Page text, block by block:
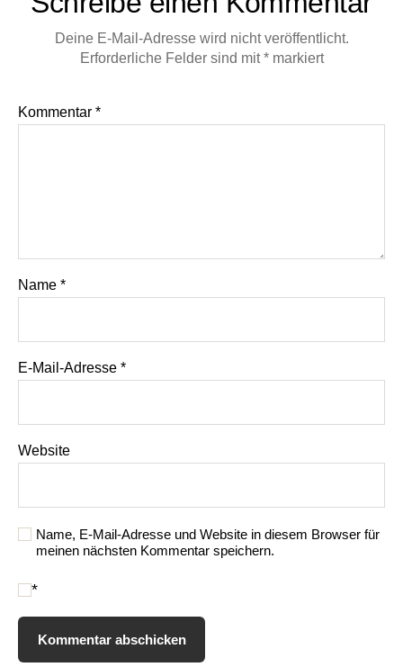
Deine E-Mail-Adresse wird nicht veröffentlicht.
Erforderliche Felder sind mit*markiert
Kommentar *
Name *
E-Mail-Adresse *
Website
Name, E-Mail-Adresse und Website in diesem Browser für
meinen nächsten Kommentar speichern.
*